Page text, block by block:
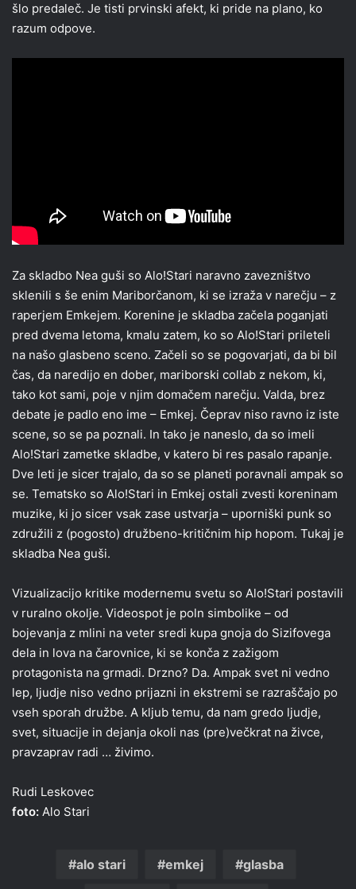
šlo predaleč. Je tisti prvinski afekt, ki pride na plano, ko
razum odpove.
Za skladbo Nea guši so Alo!Stari naravno zavezništvo
sklenili s še enim Mariborčanom, ki se izraža v narečju – z
raperjem Emkejem. Korenine je skladba začela poganjati
pred dvema letoma, kmalu zatem, ko so Alo!Stari prileteli
na našo glasbeno sceno. Začeli so se pogovarjati, da bi bil
čas, da naredijo en dober, mariborski collab z nekom, ki,
tako kot sami, poje v njim domačem narečju. Valda, brez
debate je padlo eno ime – Emkej. Čeprav niso ravno iz iste
scene, so se pa poznali. In tako je naneslo, da so imeli
Alo!Stari zametke skladbe, v katero bi res pasalo rapanje.
Dve leti je sicer trajalo, da so se planeti poravnali ampak so
se. Tematsko so Alo!Stari in Emkej ostali zvesti koreninam
muzike, ki jo sicer vsak zase ustvarja – uporniški punk so
združili z (pogosto) družbeno-kritičnim hip hopom. Tukaj je
skladba Nea guši.
Vizualizacijo kritike modernemu svetu so Alo!Stari postavili
v ruralno okolje. Videospot je poln simbolike – od
bojevanja z mlini na veter sredi kupa gnoja do Sizifovega
dela in lova na čarovnice, ki se konča z zažigom
protagonista na grmadi. Drzno? Da. Ampak svet ni vedno
lep, ljudje niso vedno prijazni in ekstremi se razraščajo po
vseh sporah družbe. A kljub temu, da nam gredo ljudje,
svet, situacije in dejanja okoli nas (pre)večkrat na živce,
pravzaprav radi … živimo.
Rudi Leskovec
foto: Alo Stari
alo stari emkej glasba